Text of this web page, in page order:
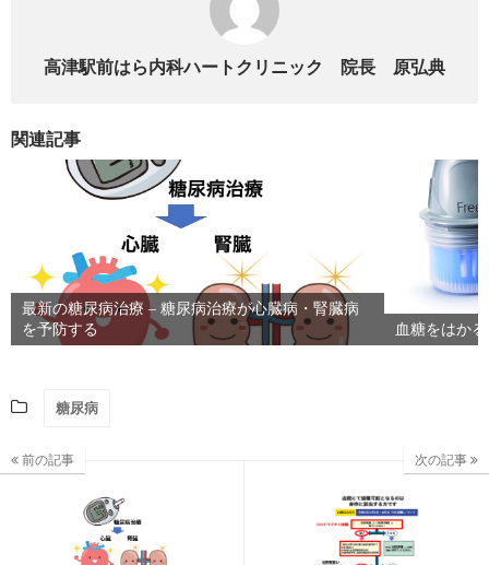
高津駅前はら内科ハートクリニック 院長 原弘典
関連記事
最新の糖尿病治療 – 糖尿病治療が心臓病・腎臓病
を予防する
血糖をはか
糖尿病
前の記事 次の記事